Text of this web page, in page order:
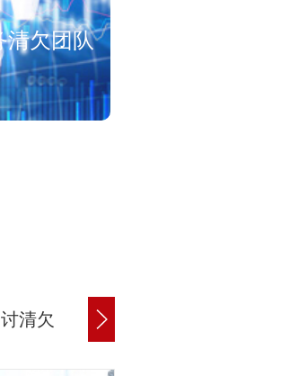
清欠团队
清欠 应收账款追讨